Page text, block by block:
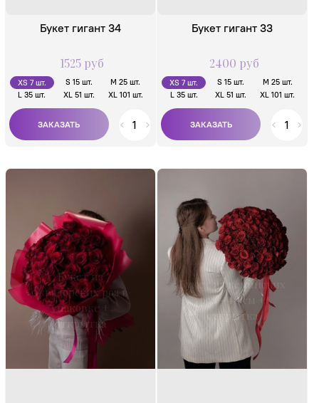
Букет гигант 34
1525 руб
XS 7 шт. S 15 шт.
M 25 шт.
L 35 шт.
XL 51 шт. XL 101 шт.
Букет гигант 33
2400 руб
XS 7 шт. S 15 шт.
M 25 шт.
L 35 шт.
XL 51 шт. XL 101 шт.
Букет из
эквадорских роз в
упаковке +
открытка
Букет из кенийских
роз - 40 см +
открытка